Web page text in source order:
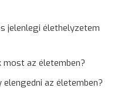
jelenlegi élethelyzetem
most az életemben?
az életemben?